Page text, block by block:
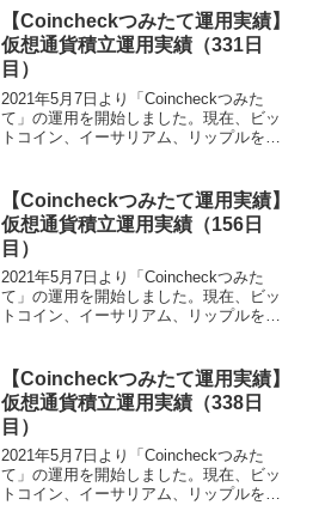
ルの積み立ても開始しました。仮想通貨
積み立て...
【Coincheckつみたて運用実績】
仮想通貨積立運用実績（331日
目）
2021年5月7日より「Coincheckつみた
て」の運用を開始しました。現在、ビッ
トコイン、イーサリアム、リップルを毎
開始から331日目の積立資産額は、
332,26...
【Coincheckつみたて運用実績】
仮想通貨積立運用実績（156日
目）
2021年5月7日より「Coincheckつみた
て」の運用を開始しました。現在、ビッ
トコイン、イーサリアム、リップルを毎
開始から156日目の積立資産額は、
182,35...
【Coincheckつみたて運用実績】
仮想通貨積立運用実績（338日
目）
2021年5月7日より「Coincheckつみた
て」の運用を開始しました。現在、ビッ
トコイン、イーサリアム、リップルを毎